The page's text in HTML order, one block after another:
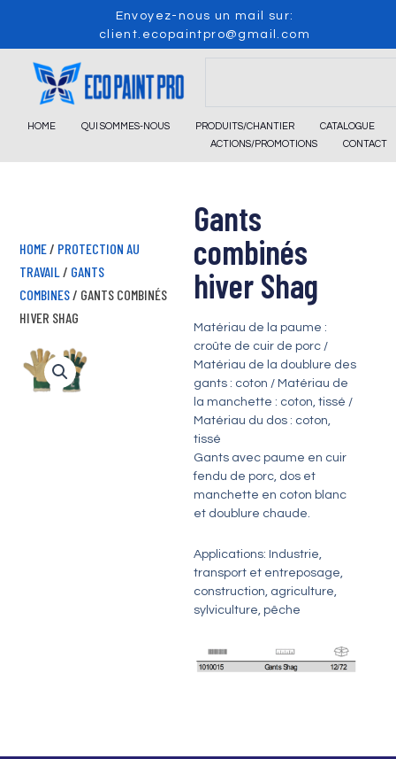
content
Envoyez-nous un mail sur:
client.ecopaintpro@gmail.com
HOME QUI SOMMES-NOUS PRODUITS/CHANTIER
CATALOGUE
ACTIONS/PROMOTIONS
CONTACT
Gants
combinés
hiver Shag
Matériau de la paume :
croûte de cuir de porc /
Matériau de la doublure des
gants : coton / Matériau de
la manchette : coton, tissé /
Matériau du dos : coton,
tissé
Gants avec paume en cuir
fendu de porc, dos et
manchette en coton blanc
et doublure chaude.
Applications: Industrie,
transport et entreposage,
construction, agriculture,
sylviculture, pêche
HOME / PROTECTION AU
TRAVAIL / GANTS
COMBINES / GANTS COMBINÉS
HIVER SHAG